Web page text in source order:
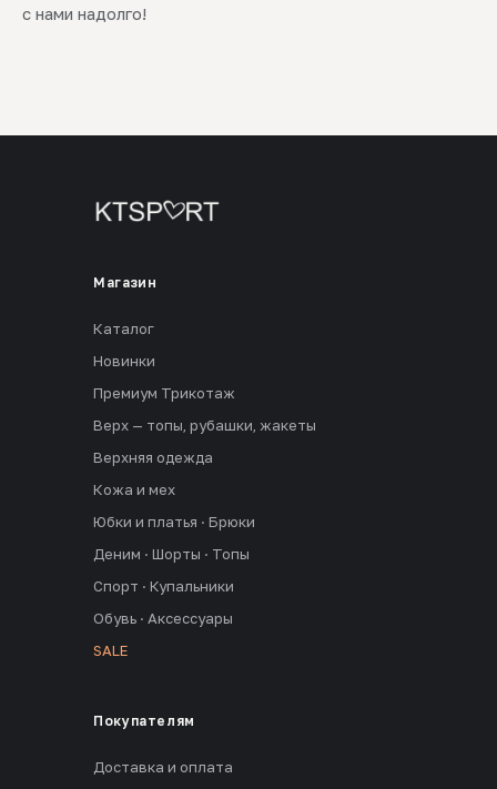
с нами надолго!
Магазин
Каталог
Новинки
Премиум Трикотаж
Верх — топы, рубашки, жакеты
Верхняя одежда
Кожа и мех
Юбки и платья · Брюки
Деним · Шорты · Топы
Спорт · Купальники
Обувь · Аксессуары
SALE
Покупателям
Доставка и оплата